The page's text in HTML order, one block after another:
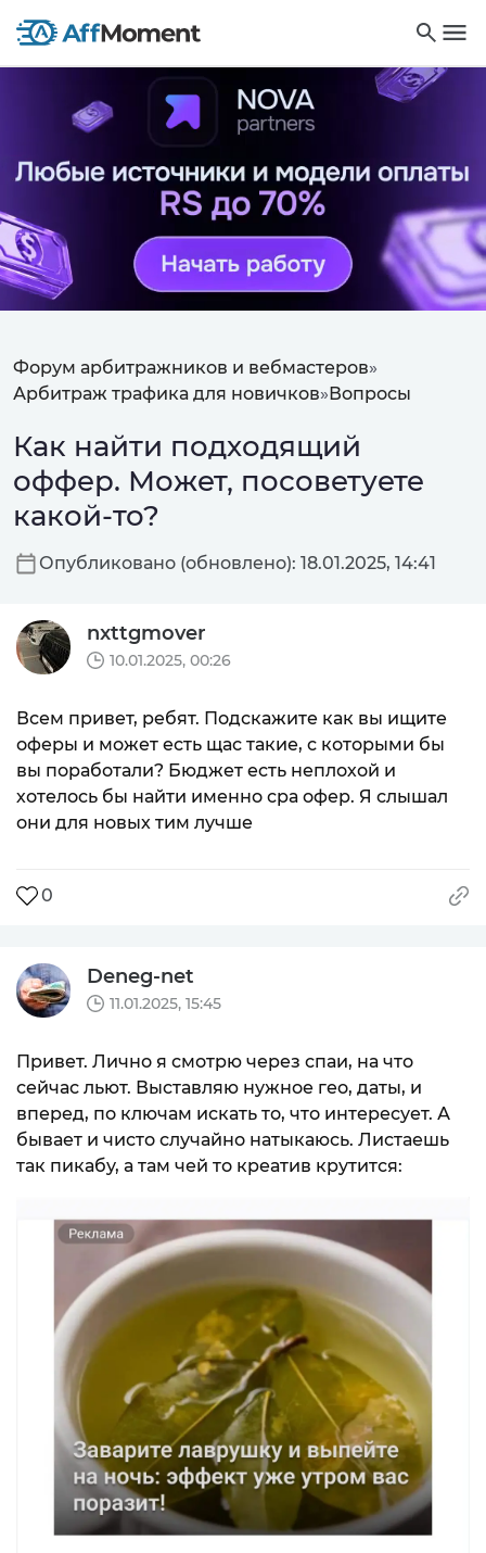
Форум арбитражников и вебмастеров»
Арбитраж трафика для новичков»Вопросы
Как найти подходящий
оффер. Может, посоветуете
какой-то?
Опубликовано (обновлено): 18.01.2025, 14:41
nxttgmover
10.01.2025, 00:26
Всем привет, ребят. Подскажите как вы ищите
оферы и может есть щас такие, с которыми бы
вы поработали? Бюджет есть неплохой и
хотелось бы найти именно сра офер. Я слышал
они для новых тим лучше
0
Deneg-net
11.01.2025, 15:45
Привет. Лично я смотрю через спаи, на что
сейчас льют. Выставляю нужное гео, даты, и
вперед, по ключам искать то, что интересует. А
бывает и чисто случайно натыкаюсь. Листаешь
так пикабу, а там чей то креатив крутится: